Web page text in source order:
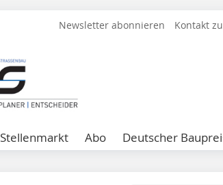
Newsletter abonnieren Kontakt
Stellenmarkt Abo Deutscher